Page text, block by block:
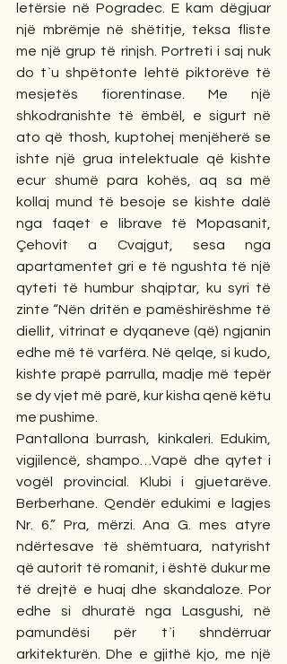
letërsie në Pogradec. E kam dëgjuar
një mbrëmje në shëtitje, teksa fliste
me një grup të rinjsh. Portreti i saj nuk
do t`u shpëtonte lehtë piktorëve të
mesjetës fiorentinase. Me një
shkodranishte të ëmbël, e sigurt në
ato që thosh, kuptohej menjëherë se
ishte një grua intelektuale që kishte
ecur shumë para kohës, aq sa më
kollaj mund të besoje se kishte dalë
nga faqet e librave të Mopasanit,
Çehovit a Cvajgut, sesa nga
apartamentet gri e të ngushta të një
qyteti të humbur shqiptar, ku syri të
zinte “Nën dritën e pamëshirëshme të
diellit, vitrinat e dyqaneve (që) ngjanin
edhe më të varfëra. Në qelqe, si kudo,
kishte prapë parrulla, madje më tepër
se dy vjet më parë, kur kisha qenë këtu
me pushime.
Pantallona burrash, kinkaleri. Edukim,
vigjilencë, shampo…Vapë dhe qytet i
vogël provincial. Klubi i gjuetarëve.
Berberhane. Qendër edukimi e lagjes
Nr. 6.” Pra, mërzi. Ana G. mes atyre
ndërtesave të shëmtuara, natyrisht
që autorit të romanit, i është dukur me
të drejtë e huaj dhe skandaloze. Por
edhe si dhuratë nga Lasgushi, në
pamundësi për t`i shndërruar
arkitekturën. Dhe e gjithë kjo, me një